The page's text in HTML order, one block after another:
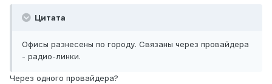
Цитата
Офисы разнесены по городу. Связаны через провайдера
- радио-линки.
Через одного провайдера?